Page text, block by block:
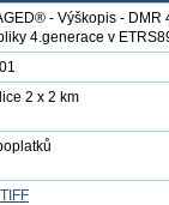
- Výškopis -
4.generace v
2 x 2 km
TIFF